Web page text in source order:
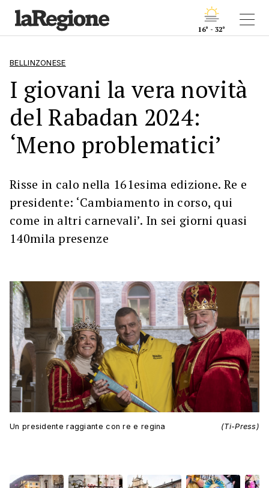
16° - 32°
BELLINZONESE
I giovani la vera novità
del Rabadan 2024:
‘Meno problematici’
Risse in calo nella 161esima edizione. Re e
presidente: ‘Cambiamento in corso, qui
come in altri carnevali’. In sei giorni quasi
140mila presenze
Un presidente raggiante con re e regina (Ti-Press)